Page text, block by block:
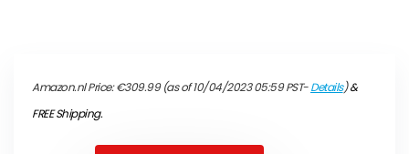
Amazon.nl Price:€309.99(as of 10/04/2023 05:59 PST-Details)&
FREE Shipping.